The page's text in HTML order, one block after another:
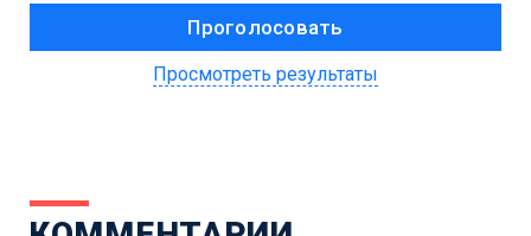
Просмотреть результаты